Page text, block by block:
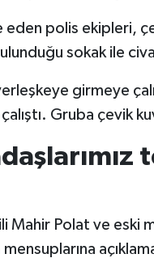
polis ekipleri,
sokak ile
girmeye
çalıştı. Gruba çevik
Mahir Polat ve eski